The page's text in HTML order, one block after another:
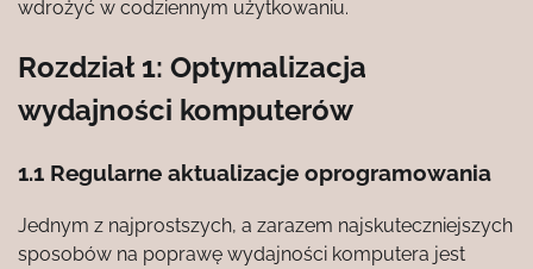
wdrożyć w codziennym użytkowaniu.
Rozdział 1: Optymalizacja
wydajności komputerów
1.1 Regularne aktualizacje oprogramowania
Jednym z najprostszych, a zarazem najskuteczniejszych
sposobów na poprawę wydajności komputera jest